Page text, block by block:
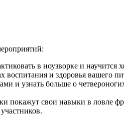
в ноузворке и научится
воспитания и здоровья вашего
и узнать больше о
покажут свои навыки в ловле